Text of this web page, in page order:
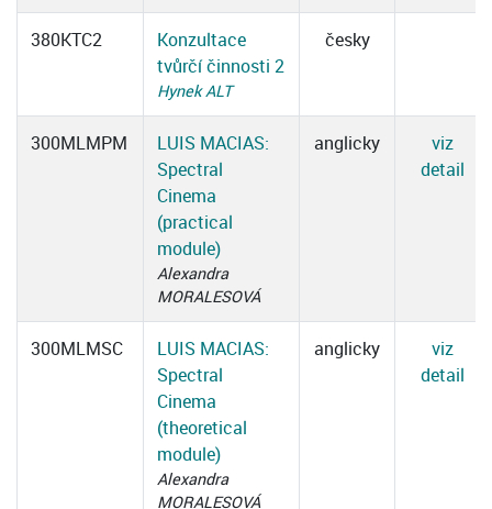
380KTC2
Konzultace
tvůrčí činnosti 2
Hynek ALT
česky
300MLMPM
LUIS MACIAS:
Spectral
Cinema
(practical
module)
Alexandra
MORALESOVÁ
anglicky
viz
detail
300MLMSC
LUIS MACIAS:
Spectral
Cinema
(theoretical
module)
Alexandra
MORALESOVÁ
anglicky
viz
detail